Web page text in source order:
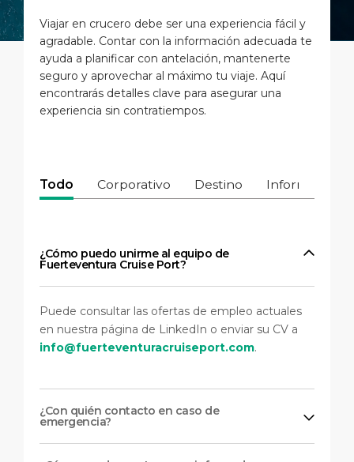
Viajes Cortos
Consejos especiales
Días Festivos
Salud, Seguridad y Medio
Estadística
Carrera profesional
Centro de Medios
Contacto
PUERTO
ACERCA DE
Viajar en crucero debe ser una experiencia fácil y
agradable. Contar con la información adecuada te
ayuda a planificar con antelación, mantenerte
seguro y aprovechar al máximo tu viaje. Aquí
encontrarás detalles clave para asegurar una
experiencia sin contratiempos.
Todo Corporativo Destino Información
¿Cómo puedo unirme al equipo de
Fuerteventura Cruise Port?
Puede consultar las ofertas de empleo actuales
en nuestra página de LinkedIn o enviar su CV a
info@fuerteventuracruiseport.com.
¿Con quién contacto en caso de
emergencia?